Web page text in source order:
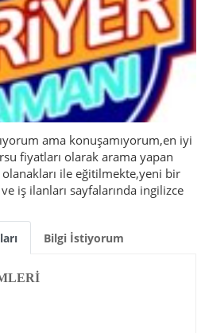
ama konuşamıyorum,en iyi
fiyatları olarak arama yapan
ile eğitilmekte,yeni bir
iş ilanları sayfalarında ingilizce
Bilgi İstiyorum